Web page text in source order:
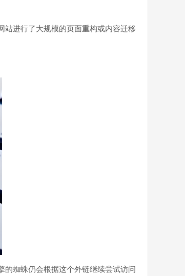
站进行了大规模的页面重构或内容迁移
蜘蛛仍会根据这个外链继续尝试访问